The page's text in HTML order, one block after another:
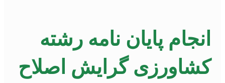
انجام پایان نامه رشته
کشاورزی گرایش اصلاح